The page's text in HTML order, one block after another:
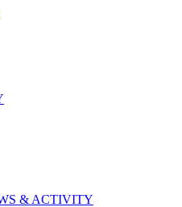
& ACTIVITY